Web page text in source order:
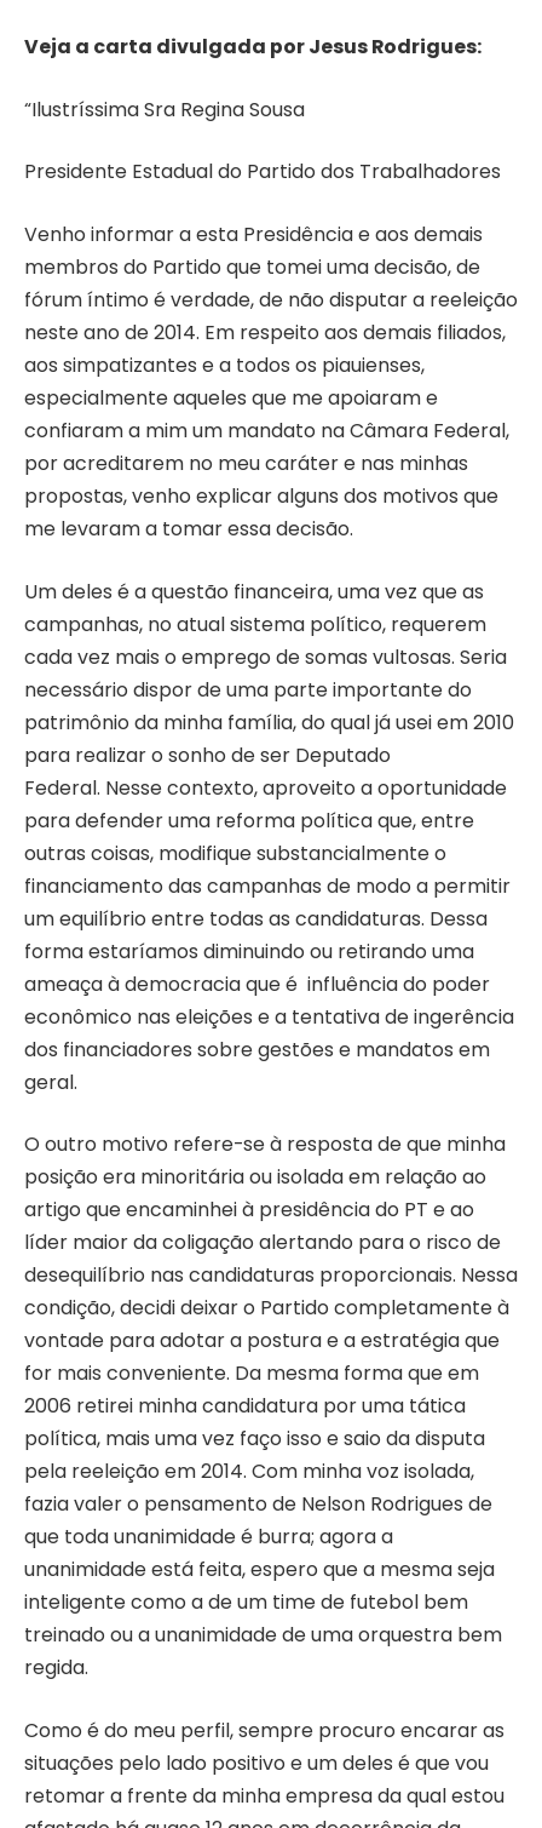
Veja a carta divulgada por Jesus Rodrigues:
“Ilustríssima Sra Regina Sousa
Presidente Estadual do Partido dos Trabalhadores
Venho informar a esta Presidência e aos demais
membros do Partido que tomei uma decisão, de
fórum íntimo é verdade, de não disputar a reeleição
neste ano de 2014. Em respeito aos demais filiados,
aos simpatizantes e a todos os piauienses,
especialmente aqueles que me apoiaram e
confiaram a mim um mandato na Câmara Federal,
por acreditarem no meu caráter e nas minhas
propostas, venho explicar alguns dos motivos que
me levaram a tomar essa decisão.
Um deles é a questão financeira, uma vez que as
campanhas, no atual sistema político, requerem
cada vez mais o emprego de somas vultosas. Seria
necessário dispor de uma parte importante do
patrimônio da minha família, do qual já usei em 2010
para realizar o sonho de ser Deputado
Federal. Nesse contexto, aproveito a oportunidade
para defender uma reforma política que, entre
outras coisas, modifique substancialmente o
financiamento das campanhas de modo a permitir
um equilíbrio entre todas as candidaturas. Dessa
forma estaríamos diminuindo ou retirando uma
ameaça à democracia que é influência do poder
econômico nas eleições e a tentativa de ingerência
dos financiadores sobre gestões e mandatos em
geral.
O outro motivo refere-se à resposta de que minha
posição era minoritária ou isolada em relação ao
artigo que encaminhei à presidência do PT e ao
líder maior da coligação alertando para o risco de
desequilíbrio nas candidaturas proporcionais. Nessa
condição, decidi deixar o Partido completamente à
vontade para adotar a postura e a estratégia que
for mais conveniente. Da mesma forma que em
2006 retirei minha candidatura por uma tática
política, mais uma vez faço isso e saio da disputa
pela reeleição em 2014. Com minha voz isolada,
fazia valer o pensamento de Nelson Rodrigues de
que toda unanimidade é burra; agora a
unanimidade está feita, espero que a mesma seja
inteligente como a de um time de futebol bem
treinado ou a unanimidade de uma orquestra bem
regida.
Como é do meu perfil, sempre procuro encarar as
situações pelo lado positivo e um deles é que vou
retomar a frente da minha empresa da qual estou